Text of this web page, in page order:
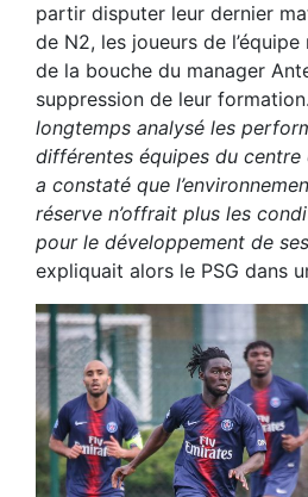
partir disputer leur dernier
de N2, les joueurs de
de la bouche du manager
suppression de leur
longtemps analysé les
différentes équipes du
a constaté que
réserve n’offrait plus les
pour le développement de
expliquait alors le PSG dans